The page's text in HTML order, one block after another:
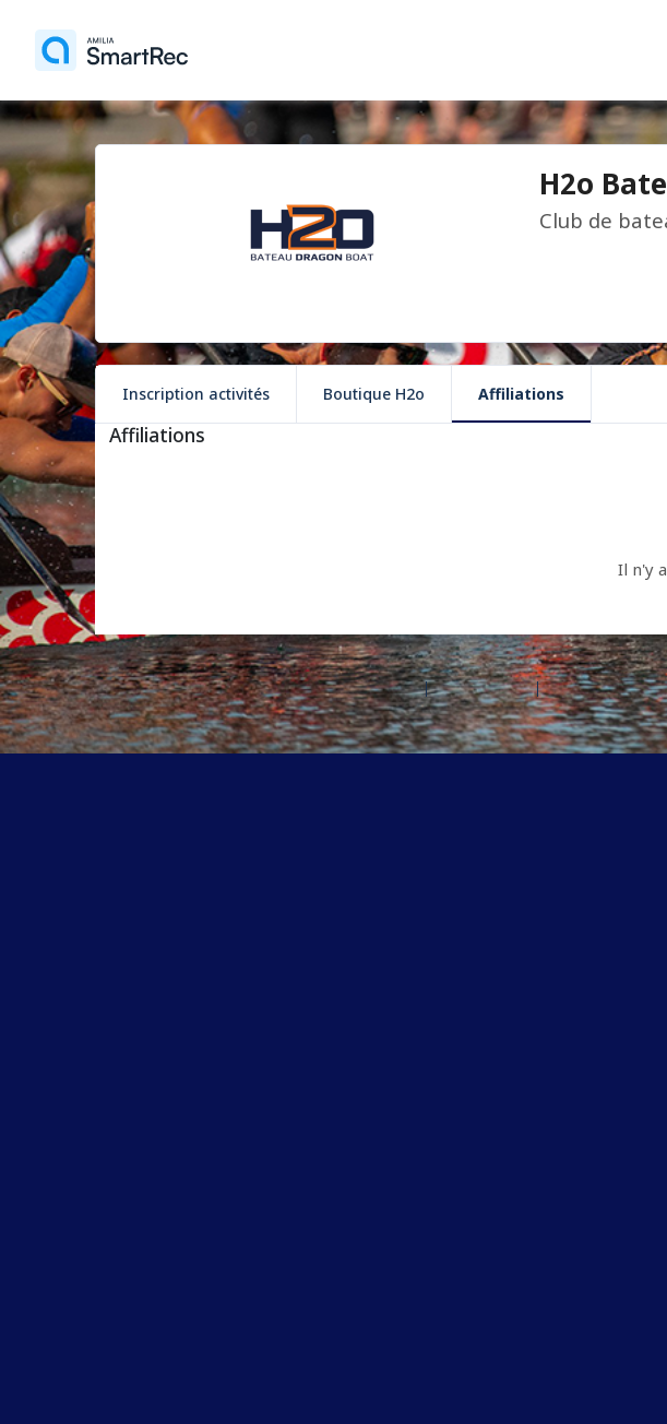
H2o
Club de
Inscription activités Boutique H2o Affiliations
Affiliations
Il n'y
©2026 Les entreprises Amilia Inc. Tous droits réservés. Centre d'aide Contactez Amilia